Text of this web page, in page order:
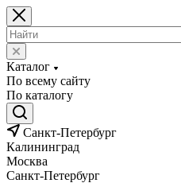
Каталог
По всему сайту
По каталогу
Санкт-Петербург
Калининград
Москва
Санкт-Петербург